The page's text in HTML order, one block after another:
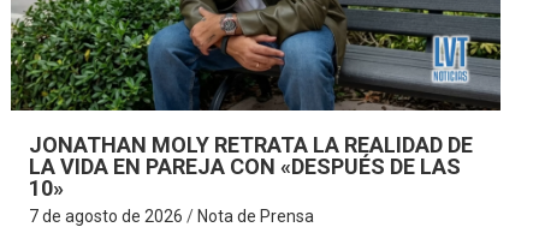
JONATHAN MOLY RETRATA LA REALIDAD DE
LA VIDA EN PAREJA CON «DESPUÉS DE LAS
10»
7 de agosto de 2026 Nota de Prensa